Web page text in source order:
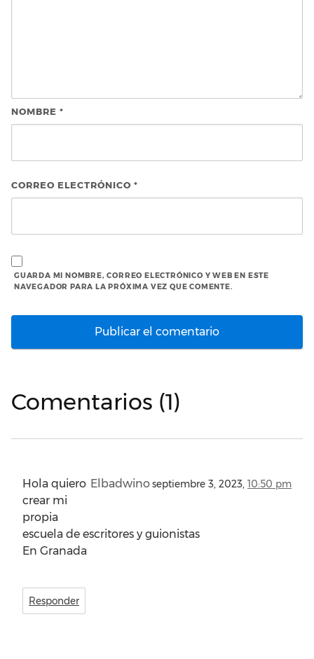
NOMBRE *
CORREO ELECTRÓNICO *
GUARDA MI NOMBRE, CORREO ELECTRÓNICO Y WEB EN ESTE
NAVEGADOR PARA LA PRÓXIMA VEZ QUE COMENTE.
Comentarios (1)
Elbadwinoseptiembre 3, 2023, 10:50 pm
Hola quiero
crear mi
propia
escuela de escritores y guionistas
En Granada
Responder